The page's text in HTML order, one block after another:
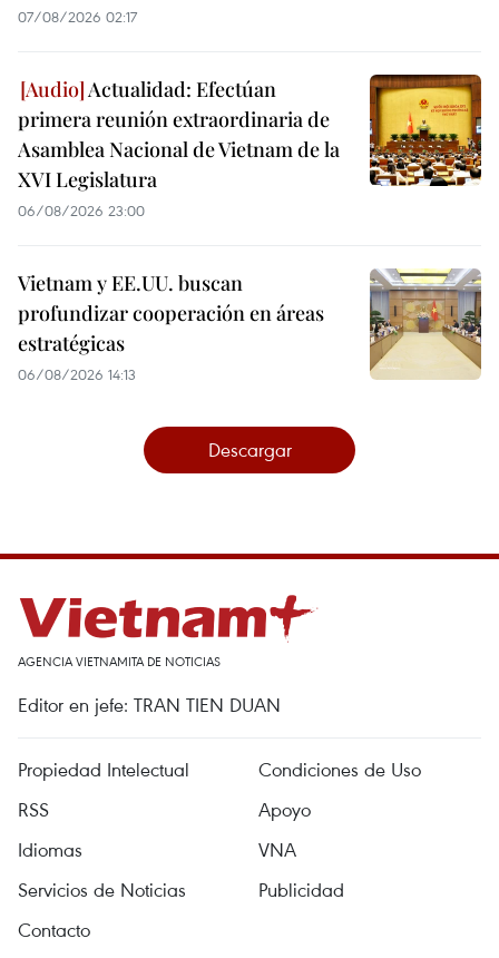
07/08/2026 02:17
Actualidad: Efectúan
primera reunión extraordinaria de
Asamblea Nacional de Vietnam de la
XVI Legislatura
06/08/2026 23:00
Vietnam y EE.UU. buscan
profundizar cooperación en áreas
estratégicas
06/08/2026 14:13
Descargar
AGENCIA VIETNAMITA DE NOTICIAS
Editor en jefe: TRAN TIEN DUAN
Propiedad Intelectual
Condiciones de Uso
RSS
Apoyo
Idiomas
VNA
Servicios de Noticias
Publicidad
Contacto